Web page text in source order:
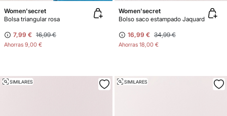
Women'secret
Bolsa triangular rosa
7,99 € 16,99 €
Ahorras 9,00 €
Women'secret
Bolso saco estampado Jaquard
16,99 € 34,99 €
Ahorras 18,00 €
SIMILARES SIMILARES